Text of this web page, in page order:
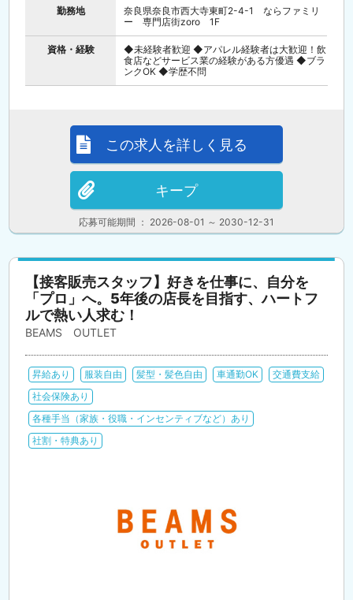
勤務地
奈良県奈良市西大寺東町2-4-1 ならファミリ
ー 専門店街zoro 1F
資格・経験
◆未経験者歓迎 ◆アパレル経験者は大歓迎！飲
食店などサービス業の経験がある方優遇 ◆ブラ
ンクOK ◆学歴不問
応募可能期間 ： 2026-08-01 ～ 2030-12-31
この求人を詳しく見る
キープ
【接客販売スタッフ】好きを仕事に、自分を
「プロ」へ。5年後の店長を目指す、ハートフ
ルで熱い人求む！
BEAMS OUTLET
昇給あり 服装自由 髪型・髪色自由 車通勤OK
交通費支給
社会保険あり
各種手当（家族・役職・インセンティブなど）あり
社割・特典あり